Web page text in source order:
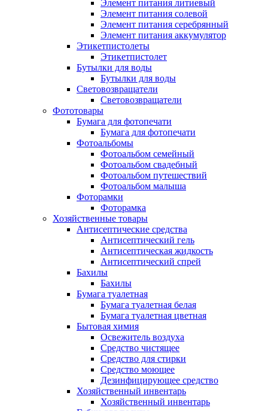
Элемент питания литиевый
Элемент питания солевой
Элемент питания серебрянный
Элемент питания аккумулятор
Этикетпистолеты
Этикетпистолет
Бутылки для воды
Бутылки для воды
Световозвращатели
Световозвращатели
Фототовары
Бумага для фотопечати
Бумага для фотопечати
Фотоальбомы
Фотоальбом семейный
Фотоальбом свадебный
Фотоальбом путешествий
Фотоальбом малыша
Фоторамки
Фоторамка
Хозяйственные товары
Антисептические средства
Антисептический гель
Антисептическая жидкость
Антисептический спрей
Бахилы
Бахилы
Бумага туалетная
Бумага туалетная белая
Бумага туалетная цветная
Бытовая химия
Освежитель воздуха
Средство чистящее
Средство для стирки
Средство моющее
Дезинфицирующее средство
Хозяйственный инвентарь
Хозяйственный инвентарь